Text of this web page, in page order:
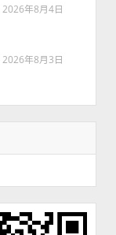
2026年8月4日
2026年8月3日